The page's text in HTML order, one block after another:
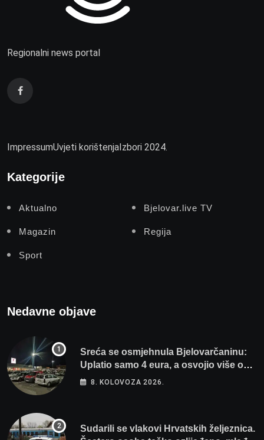
Regionalni news portal
ImpressumUvjeti korištenjaIzbori 2024.
Kategorije
Aktualno Bjelovar.live TV
Magazin Regija
Sport
Nedavne objave
Sreća se osmjehnula Bjelovarčaninu:
Uplatio samo 4 eura, a osvojio više od
80 tisuća eura
8. KOLOVOZA 2026.
Sudarili se vlakovi Hrvatskih željeznica.